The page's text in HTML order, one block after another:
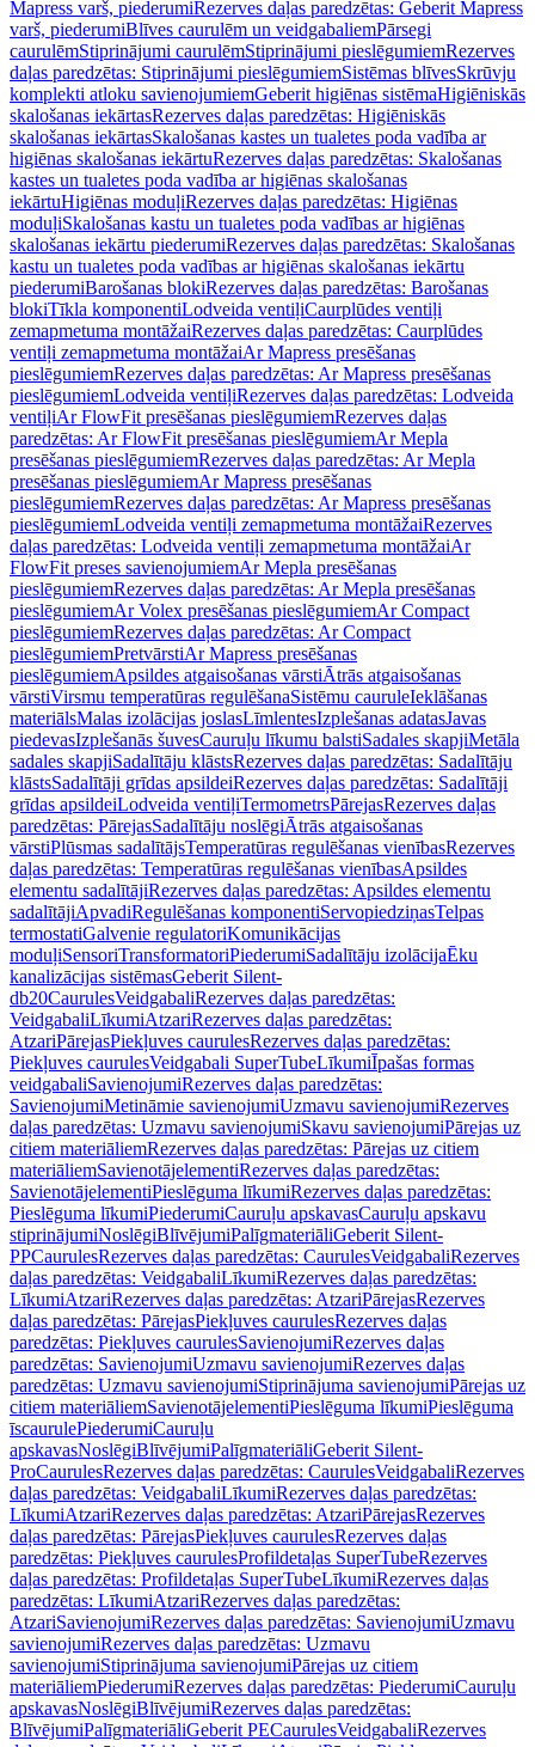
Mapress varš, piederumiRezerves daļas paredzētas: Geberit Mapress
varš, piederumiBlīves caurulēm un veidgabaliemPārsegi
caurulēmStiprinājumi caurulēmStiprinājumi pieslēgumiemRezerves
daļas paredzētas: Stiprinājumi pieslēgumiemSistēmas blīvesSkrūvju
komplekti atloku savienojumiemGeberit higiēnas sistēmaHigiēniskās
skalošanas iekārtasRezerves daļas paredzētas: Higiēniskās
skalošanas iekārtasSkalošanas kastes un tualetes poda vadība ar
higiēnas skalošanas iekārtuRezerves daļas paredzētas: Skalošanas
kastes un tualetes poda vadība ar higiēnas skalošanas
iekārtuHigiēnas moduļiRezerves daļas paredzētas: Higiēnas
moduļiSkalošanas kastu un tualetes poda vadības ar higiēnas
skalošanas iekārtu piederumiRezerves daļas paredzētas: Skalošanas
kastu un tualetes poda vadības ar higiēnas skalošanas iekārtu
piederumiBarošanas blokiRezerves daļas paredzētas: Barošanas
blokiTīkla komponentiLodveida ventiļiCaurplūdes ventiļi
zemapmetuma montāžaiRezerves daļas paredzētas: Caurplūdes
ventiļi zemapmetuma montāžaiAr Mapress presēšanas
pieslēgumiemRezerves daļas paredzētas: Ar Mapress presēšanas
pieslēgumiemLodveida ventiļiRezerves daļas paredzētas: Lodveida
ventiļiAr FlowFit presēšanas pieslēgumiemRezerves daļas
paredzētas: Ar FlowFit presēšanas pieslēgumiemAr Mepla
presēšanas pieslēgumiemRezerves daļas paredzētas: Ar Mepla
presēšanas pieslēgumiemAr Mapress presēšanas
pieslēgumiemRezerves daļas paredzētas: Ar Mapress presēšanas
pieslēgumiemLodveida ventiļi zemapmetuma montāžaiRezerves
daļas paredzētas: Lodveida ventiļi zemapmetuma montāžaiAr
FlowFit preses savienojumiemAr Mepla presēšanas
pieslēgumiemRezerves daļas paredzētas: Ar Mepla presēšanas
pieslēgumiemAr Volex presēšanas pieslēgumiemAr Compact
pieslēgumiemRezerves daļas paredzētas: Ar Compact
pieslēgumiemPretvārstiAr Mapress presēšanas
pieslēgumiemApsildes atgaisošanas vārstiĀtrās atgaisošanas
vārstiVirsmu temperatūras regulēšanaSistēmu cauruleIeklāšanas
materiālsMalas izolācijas joslasLīmlentesIzplešanas adatasJavas
piedevasIzplešanās šuvesCauruļu līkumu balstiSadales skapjiMetāla
sadales skapjiSadalītāju klāstsRezerves daļas paredzētas: Sadalītāju
klāstsSadalītāji grīdas apsildeiRezerves daļas paredzētas: Sadalītāji
grīdas apsildeiLodveida ventiļiTermometrsPārejasRezerves daļas
paredzētas: PārejasSadalītāju noslēgiĀtrās atgaisošanas
vārstiPlūsmas sadalītājsTemperatūras regulēšanas vienībasRezerves
daļas paredzētas: Temperatūras regulēšanas vienībasApsildes
elementu sadalītājiRezerves daļas paredzētas: Apsildes elementu
sadalītājiApvadiRegulēšanas komponentiServopiedziņasTelpas
termostatiGalvenie regulatoriKomunikācijas
moduļiSensoriTransformatoriPiederumiSadalītāju izolācijaĒku
kanalizācijas sistēmasGeberit Silent-
db20CaurulesVeidgabaliRezerves daļas paredzētas:
VeidgabaliLīkumiAtzariRezerves daļas paredzētas:
AtzariPārejasPiekļuves caurulesRezerves daļas paredzētas:
Piekļuves caurulesVeidgabali SuperTubeLīkumiĪpašas formas
veidgabaliSavienojumiRezerves daļas paredzētas:
SavienojumiMetināmie savienojumiUzmavu savienojumiRezerves
daļas paredzētas: Uzmavu savienojumiSkavu savienojumiPārejas uz
citiem materiāliemRezerves daļas paredzētas: Pārejas uz citiem
materiāliemSavienotājelementiRezerves daļas paredzētas:
SavienotājelementiPieslēguma līkumiRezerves daļas paredzētas:
Pieslēguma līkumiPiederumiCauruļu apskavasCauruļu apskavu
stiprinājumiNoslēgiBlīvējumiPalīgmateriāliGeberit Silent-
PPCaurulesRezerves daļas paredzētas: CaurulesVeidgabaliRezerves
daļas paredzētas: VeidgabaliLīkumiRezerves daļas paredzētas:
LīkumiAtzariRezerves daļas paredzētas: AtzariPārejasRezerves
daļas paredzētas: PārejasPiekļuves caurulesRezerves daļas
paredzētas: Piekļuves caurulesSavienojumiRezerves daļas
paredzētas: SavienojumiUzmavu savienojumiRezerves daļas
paredzētas: Uzmavu savienojumiStiprinājuma savienojumiPārejas uz
citiem materiāliemSavienotājelementiPieslēguma līkumiPieslēguma
īscaurulePiederumiCauruļu
apskavasNoslēgiBlīvējumiPalīgmateriāliGeberit Silent-
ProCaurulesRezerves daļas paredzētas: CaurulesVeidgabaliRezerves
daļas paredzētas: VeidgabaliLīkumiRezerves daļas paredzētas:
LīkumiAtzariRezerves daļas paredzētas: AtzariPārejasRezerves
daļas paredzētas: PārejasPiekļuves caurulesRezerves daļas
paredzētas: Piekļuves caurulesProfildetaļas SuperTubeRezerves
daļas paredzētas: Profildetaļas SuperTubeLīkumiRezerves daļas
paredzētas: LīkumiAtzariRezerves daļas paredzētas:
AtzariSavienojumiRezerves daļas paredzētas: SavienojumiUzmavu
savienojumiRezerves daļas paredzētas: Uzmavu
savienojumiStiprinājuma savienojumiPārejas uz citiem
materiāliemPiederumiRezerves daļas paredzētas: PiederumiCauruļu
apskavasNoslēgiBlīvējumiRezerves daļas paredzētas:
BlīvējumiPalīgmateriāliGeberit PECaurulesVeidgabaliRezerves